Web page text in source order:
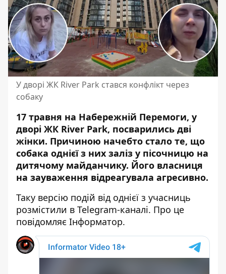
У дворі ЖК River Park стався конфлікт через
собаку
17 травня на Набережній Перемоги, у
дворі ЖК River Park, посварились дві
жінки. Причиною начебто стало те, що
собака однієї з них заліз у пісочницю на
дитячому майданчику. Його власниця
на зауваження відреагувала агресивно.
Таку версію подій від однієї з учасниць
розмістили в Telegram-каналі. Про це
повідомляє Інформатор.